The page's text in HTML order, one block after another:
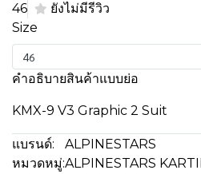
46
ยังไม่มีรีวิว
Size
46
คำอธิบายสินค้าแบบย่อ
KMX-9 V3 Graphic 2 Suit
แบรนด์:
ALPINESTARS
หมวดหมู่:ALPINESTARS